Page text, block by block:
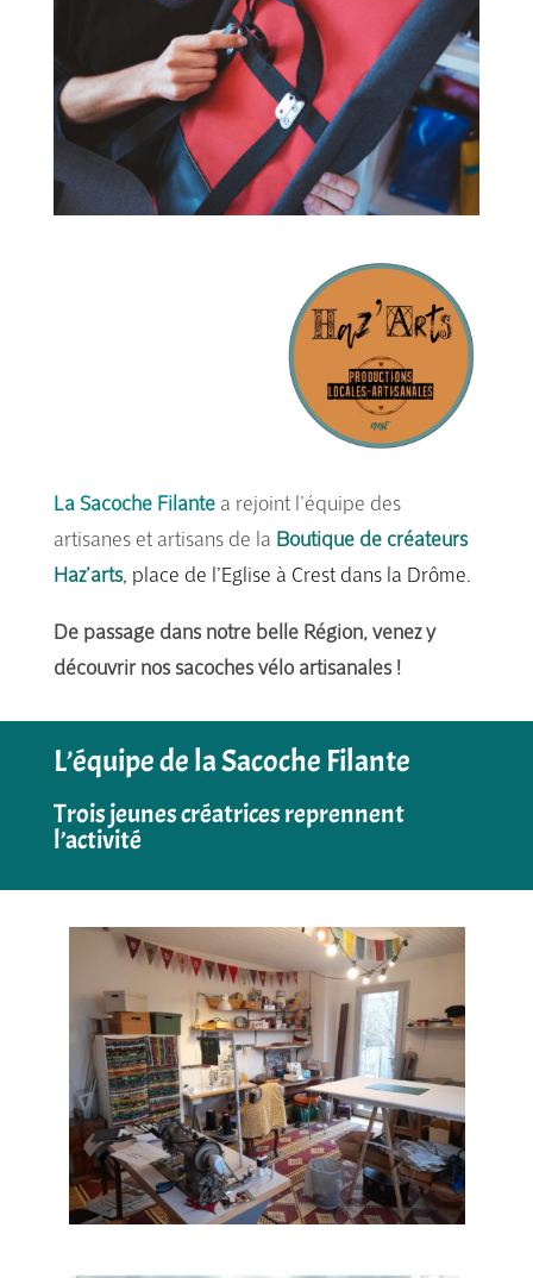
La Sacoche Filantea rejoint l’équipe des
artisanes et artisans de la Boutique de créateurs
Haz’arts, place de l’Eglise à Crest dans la Drôme.
De passage dans notre belle Région, venez y
découvrir nos sacoches vélo artisanales !
L’équipe de la Sacoche Filante
Trois jeunes créatrices reprennent
l’activité